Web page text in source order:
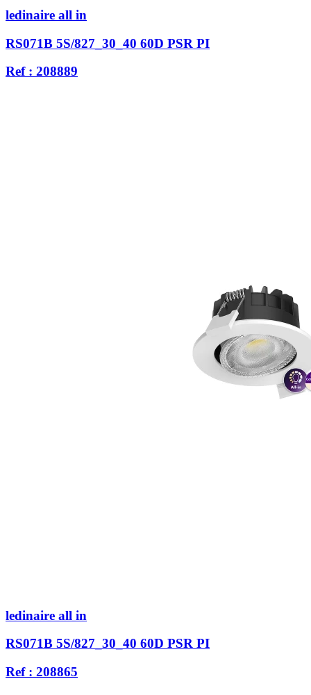
ledinaire all in
RS071B 5S/827_30_40 60D PSR PI
Ref : 208889
ledinaire all in
RS071B 5S/827_30_40 60D PSR PI
Ref : 208865